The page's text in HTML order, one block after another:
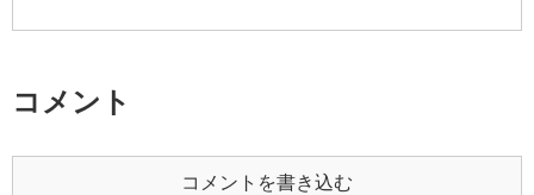
コメント
コメントを書き込む